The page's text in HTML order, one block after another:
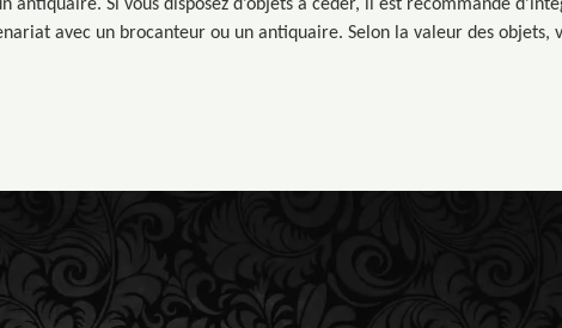
antiquaire. Si vous disposez d’objets à céder, il est recommandé
avec un brocanteur ou un antiquaire. Selon la valeur des objets,